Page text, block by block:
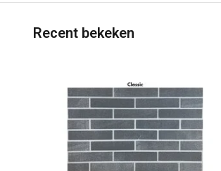
Recent bekeken